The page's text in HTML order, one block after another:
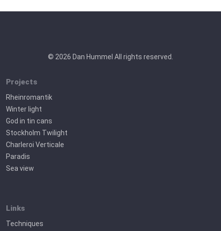
© 2026 Dan Hummel All rights reserved.
Projects
Rheinromantik
Winter light
God in tin cans
Stockholm Twilight
Charleroi Verticale
Paradis
Sea view
Links
Techniques